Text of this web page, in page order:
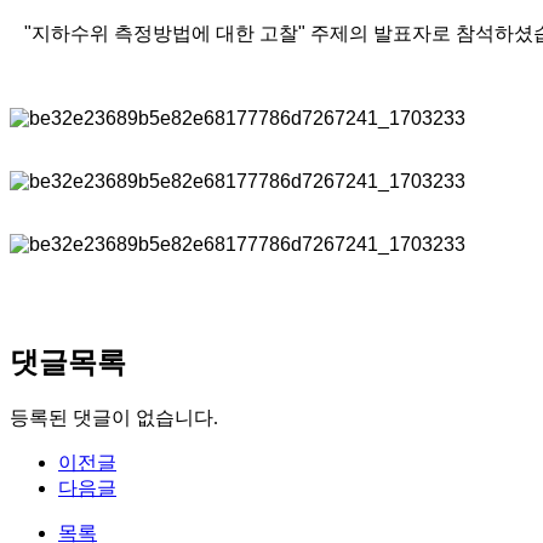
"지하수위 측정방법에 대한 고찰" 주제의 발표자로 참석하셨
댓글목록
등록된 댓글이 없습니다.
이전글
다음글
목록